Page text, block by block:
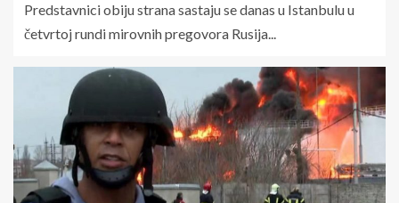
Predstavnici obiju strana sastaju se danas u Istanbulu u
četvrtoj rundi mirovnih pregovora Rusija...